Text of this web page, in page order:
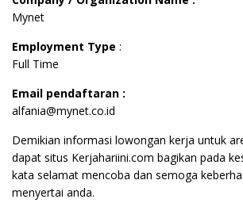
Mynet
Employment Type :
Full Time
Email pendaftaran :
alfania@mynet.co.id
Demikian informasi lowongan kerja untuk
dapat situs Kerjahariini.com bagikan pada
kata selamat mencoba dan semoga
menyertai anda.